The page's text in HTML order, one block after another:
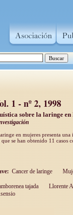
1 - nº 2, 1998
sobre la laringe
en mujeres presenta
se han obtenido 11 casos
Cancer de laringe
tajada
Llorente